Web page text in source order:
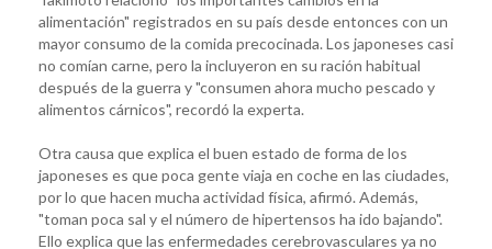
alimentación" registrados en su país desde entonces con un
mayor consumo de la comida precocinada. Los japoneses casi
no comían carne, pero la incluyeron en su ración habitual
después de la guerra y "consumen ahora mucho pescado y
alimentos cárnicos", recordó la experta.
Otra causa que explica el buen estado de forma de los
japoneses es que poca gente viaja en coche en las ciudades,
por lo que hacen mucha actividad física, afirmó. Además,
"toman poca sal y el número de hipertensos ha ido bajando".
Ello explica que las enfermedades cerebrovasculares ya no